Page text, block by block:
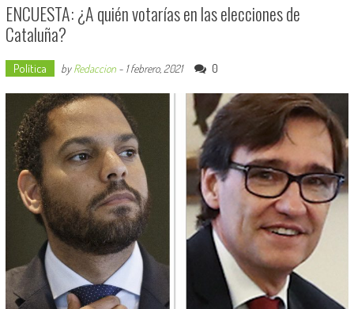
ENCUESTA: ¿A quién votarías en las elecciones de
Cataluña?
Política byRedaccion- 1 febrero, 2021 0